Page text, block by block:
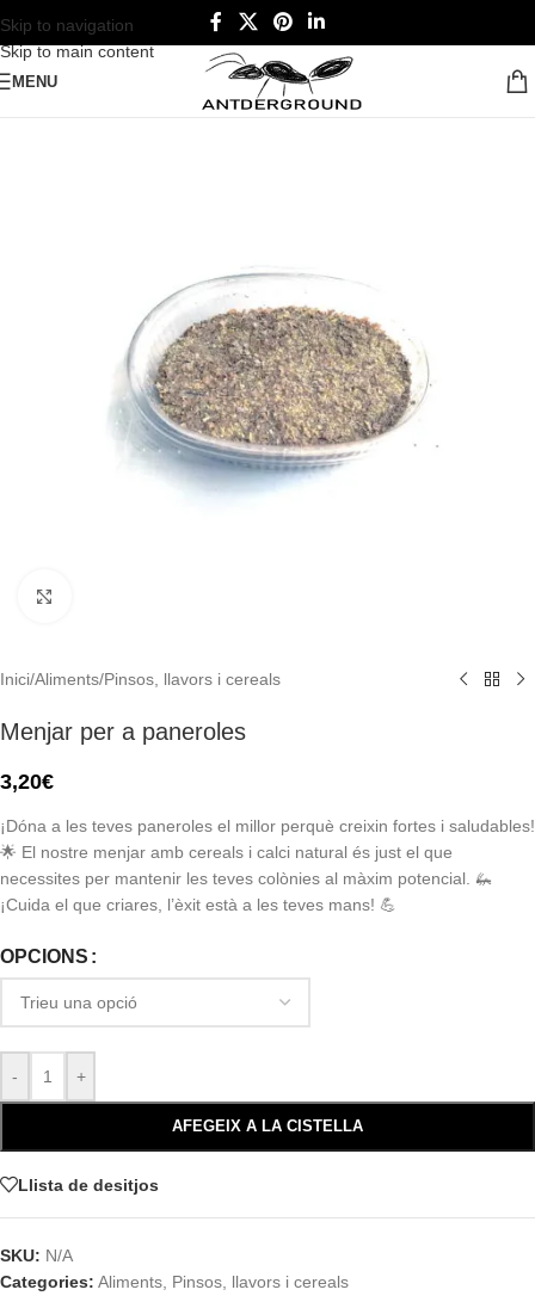
Skip to navigation
Skip to main content
MENU
Inici/Aliments/Pinsos, llavors i cereals
Menjar per a paneroles
3,20€
¡Dóna a les teves paneroles el millor perquè creixin fortes i saludables!
🌟 El nostre menjar amb cereals i calci natural és just el que
necessites per mantenir les teves colònies al màxim potencial. 🦗
¡Cuida el que criares, l’èxit està a les teves mans! 💪
OPCIONS
- +
AFEGEIX A LA CISTELLA
Llista de desitjos
SKU: N/A
Categories: Aliments Pinsos, llavors i cereals